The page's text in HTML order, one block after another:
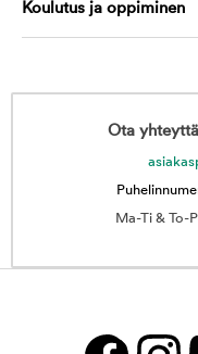
Koulutus ja oppiminen
Ota
Ma-Ti & To-